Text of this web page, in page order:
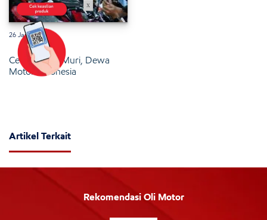
26 Januari 2025
Cetak Rekor Muri, Dewa
Motor Indonesia
Artikel Terkait
Rekomendasi Oli Motor
x